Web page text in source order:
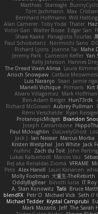
Matthias Stareagle
Tom Jachmann
Max
Bernhard Hoffmann Will
Alan Camerer Toby Yoda Thater
Victor Gan Walter Bosse Edgar San
Shaw Kaake Panagiotis Tourlas
Paul Schicketanz
Norimichi Sano
Richard Lyons Joanne Tai Mahe
Jeremy Park
Cameron Keffer Yan
Kelly Johnson Hannes
The Dread Vixen Alinsa Laura Kimmel
Arioch Snowpaw Catface Meowmers
Luis Naranjo Sean jamie
Marielli Vichique Primaris Kirt
Alvaro Villagomez Mark Hoffman
Ben-Adam Berger Hun73rdk
Richard McGowan Aubrey Pullman
Rémi Verschelde Ryan Reisiger
ProtanopicMidget Brandon
Joseph Catrambone
Paul Mcloughlin
DaLivelyGhost
Jack J
Ian Neisser Marcus Morba
Kristen Westphal
Jon White Jack
nullinc Zach du Toit John
Lukas Kalbertodt Marcos Vaz
ReJ aka Renaldas Zioma VFRAME
Pete Alex Harvill Lauri Kananen
Molly Footman 大重生-TheRebirth
OddlyBigBear binotti lucia IT Roy
A. Stan Konowitz Talii Bruce
blendFX Petr O Michael Vick Seth //
Michael Tedder Krystal Camprubi
Mark Mazaitis Jeff The Sarah